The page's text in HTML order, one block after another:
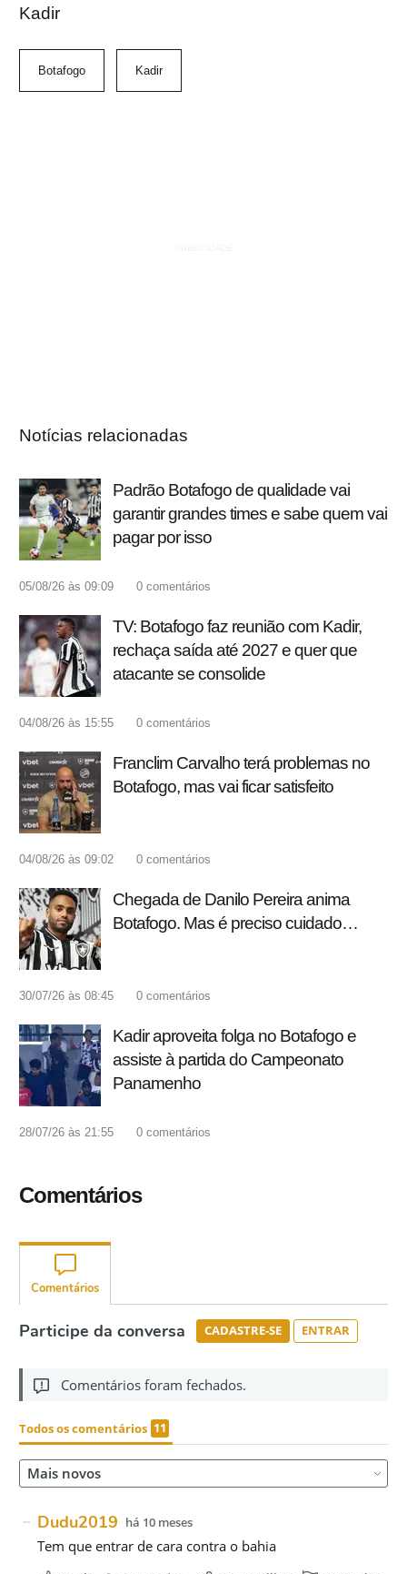
Kadir
Botafogo Kadir
Notícias relacionadas
Padrão Botafogo de qualidade vai
garantir grandes times e sabe quem vai
pagar por isso
05/08/26 às 09:09 0 comentários
TV: Botafogo faz reunião com Kadir,
rechaça saída até 2027 e quer que
atacante se consolide
04/08/26 às 15:55 0 comentários
Franclim Carvalho terá problemas no
Botafogo, mas vai ficar satisfeito
04/08/26 às 09:02 0 comentários
Chegada de Danilo Pereira anima
Botafogo. Mas é preciso cuidado…
30/07/26 às 08:45 0 comentários
Kadir aproveita folga no Botafogo e
assiste à partida do Campeonato
Panamenho
28/07/26 às 21:55 0 comentários
Comentários